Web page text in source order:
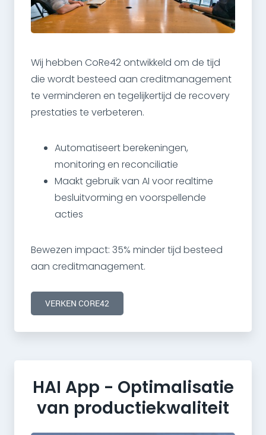
Wij hebben CoRe42 ontwikkeld om de tijd
die wordt besteed aan creditmanagement
te verminderen en tegelijkertijd de recovery
prestaties te verbeteren.
Automatiseert berekeningen,
monitoring en reconciliatie
Maakt gebruik van AI voor realtime
besluitvorming en voorspellende
acties
Bewezen impact: 35% minder tijd besteed
aan creditmanagement.
VERKEN CORE42
HAI App - Optimalisatie
van productiekwaliteit